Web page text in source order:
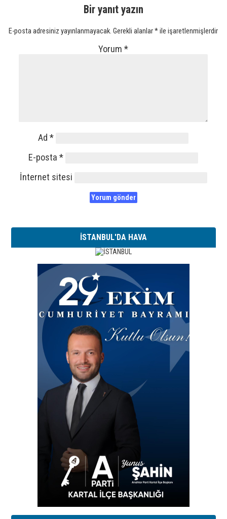
Bir yanıt yazın
E-posta adresiniz yayınlanmayacak. Gerekli alanlar*ile işaretlenmişlerdir
Yorum*
Ad*
E-posta*
İnternet sitesi
İSTANBUL'DA HAVA